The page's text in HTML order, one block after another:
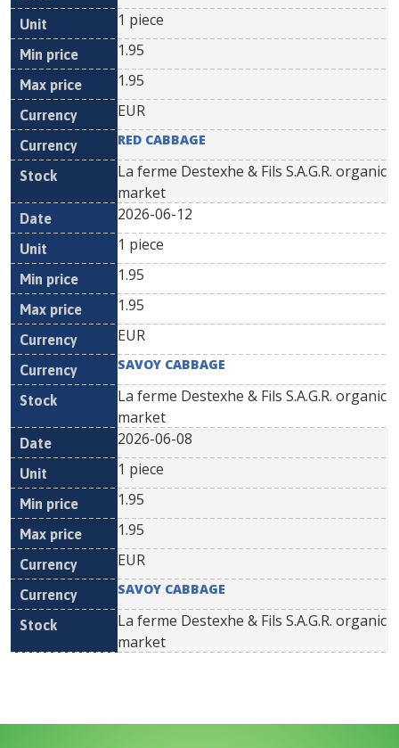
1 piece
1.95
1.95
EUR
RED CABBAGE
La ferme Destexhe & Fils S.A.G.R. organic
market
2026-06-12
1 piece
1.95
1.95
EUR
SAVOY CABBAGE
La ferme Destexhe & Fils S.A.G.R. organic
market
2026-06-08
1 piece
1.95
1.95
EUR
SAVOY CABBAGE
La ferme Destexhe & Fils S.A.G.R. organic
market